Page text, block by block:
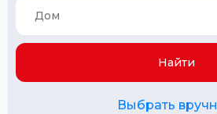
Найти
Выбрать